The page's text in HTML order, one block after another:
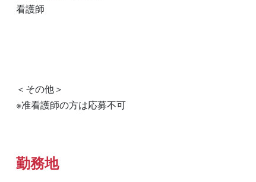
看護師
＜その他＞
※准看護師の方は応募不可
勤務地